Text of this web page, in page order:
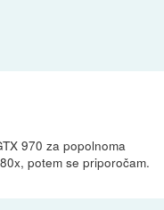
970 za popolnoma
potem se priporočam.